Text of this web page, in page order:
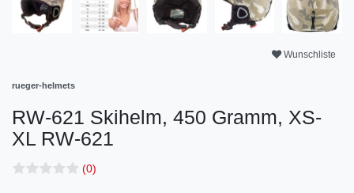
Wunschliste
rueger-helmets
RW-621 Skihelm, 450 Gramm, XS-
XL
RW-621
(0)